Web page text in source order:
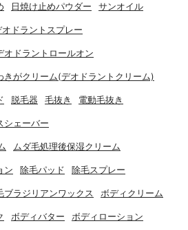
日焼け止めパウダー サンオイル
オドラントスプレー
オドラントロールオン
きがクリーム(デオドラントクリーム)
脱毛器 毛抜き 電動毛抜き
シェーバー
ムダ毛処理後保湿クリーム
ン 除毛パッド 除毛スプレー
ブラジリアンワックス ボディクリーム
ボディバター ボディローション